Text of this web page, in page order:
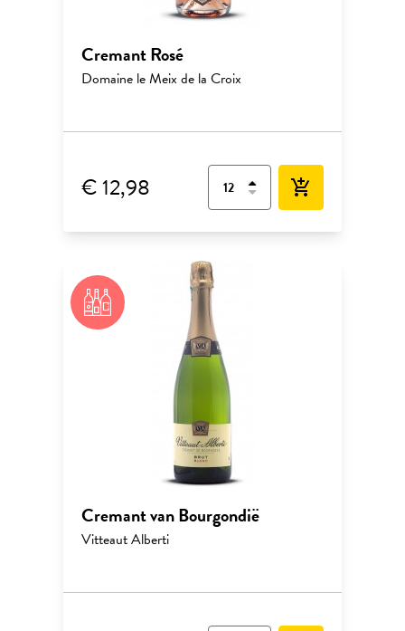
Cremant Rosé
Domaine le Meix de la Croix
€ 12,98 add_shopping_cart
Cremant van Bourgondië
Vitteaut Alberti